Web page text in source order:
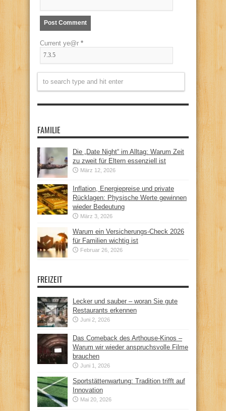
Current ye@r *
FAMILIE
Die „Date Night“ im Alltag: Warum Zeit
zu zweit für Eltern essenziell ist
März 12, 2026
Inflation, Energiepreise und private
Rücklagen: Physische Werte gewinnen
wieder Bedeutung
März 3, 2026
Warum ein Versicherungs-Check 2026
für Familien wichtig ist
Februar 26, 2026
FREIZEIT
Lecker und sauber – woran Sie gute
Restaurants erkennen
Juni 2, 2026
Das Comeback des Arthouse-Kinos –
Warum wir wieder anspruchsvolle Filme
brauchen
Juni 1, 2026
Sportstättenwartung: Tradition trifft auf
Innovation
Mai 20, 2026